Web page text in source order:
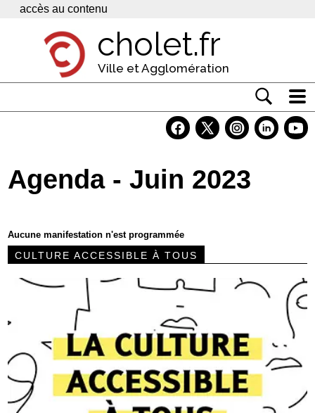
Panneau de gestion des cookies
accès au contenu
cholet.fr
Ville et Agglomération
Economie
Contacts
Agenda - Juin 2023
Aucune manifestation n'est programmée
CULTURE ACCESSIBLE À TOUS